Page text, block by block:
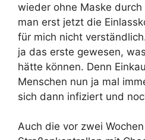
wieder ohne Maske durch
man erst jetzt die
für mich nicht
ja das erste gewesen,
hätte können. Denn
Menschen nun ja mal
sich dann infiziert und
Auch die vor zwei